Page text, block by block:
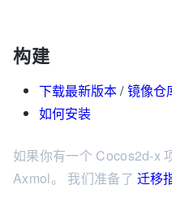
构建
下载最新版本/镜像仓
如何安装
如果你有一个 Cocos2d-x
Axmol。 我们准备了 迁移